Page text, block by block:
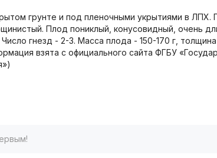
грунте и под пленочными укрытиями в ЛПХ.
Плод пониклый, конусовидный, очень
гнезд - 2-3. Масса плода - 150-170 г,
взята с официального сайта ФГБУ